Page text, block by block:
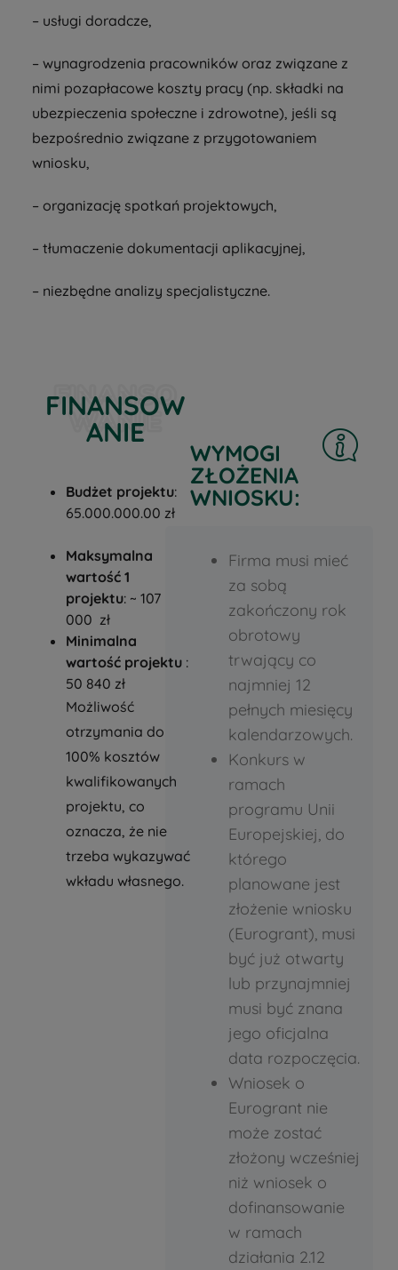
– usługi doradcze,
– wynagrodzenia pracowników oraz związane z
nimi pozapłacowe koszty pracy (np. składki na
ubezpieczenia społeczne i zdrowotne), jeśli są
bezpośrednio związane z przygotowaniem
wniosku,
– organizację spotkań projektowych,
– tłumaczenie dokumentacji aplikacyjnej,
– niezbędne analizy specjalistyczne.
FINANSO
WANIE
FINANSOW
ANIE
Budżet projektu:
65.000.000.00 zł
Maksymalna
wartość 1
projektu: ~ 107
000 zł
Minimalna
wartość projektu :
50 840 zł
Możliwość
otrzymania do
100% kosztów
kwalifikowanych
projektu, co
oznacza, że nie
trzeba wykazywać
wkładu własnego.
WYMOGI
ZŁOŻENIA
WNIOSKU:
Firma musi mieć
za sobą
zakończony rok
obrotowy
trwający co
najmniej 12
pełnych miesięcy
kalendarzowych.
Konkurs w
ramach
programu Unii
Europejskiej, do
którego
planowane jest
złożenie wniosku
(Eurogrant), musi
być już otwarty
lub przynajmniej
musi być znana
jego oficjalna
data rozpoczęcia.
Wniosek o
Eurogrant nie
może zostać
złożony wcześniej
niż wniosek o
dofinansowanie
w ramach
działania 2.12